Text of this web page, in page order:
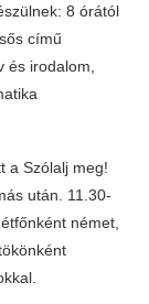
8 órától
című
és irodalom,
a Szólalj meg!
után. 11.30-
német,